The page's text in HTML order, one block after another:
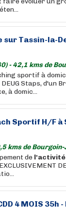
Tassin-la-
- 42,1 kms de
sportif à
Staps, d'un
à domic...
Sportif H/F à
kms de
de l'activité
4 MOIS 35h